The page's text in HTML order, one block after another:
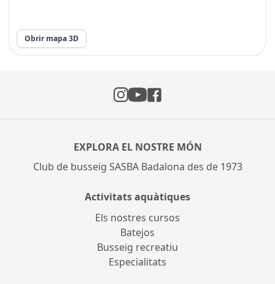
Obrir mapa 3D
EXPLORA EL NOSTRE MÓN
Club de busseig SASBA Badalona des de 1973
Activitats aquàtiques
Els nostres cursos
Batejos
Busseig recreatiu
Especialitats